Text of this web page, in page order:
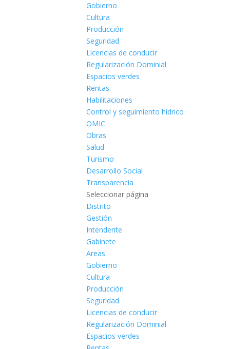
Gobierno
Cultura
Producción
Seguridad
Licencias de conducir
Regularización Dominial
Espacios verdes
Rentas
Habilitaciones
Control y seguimiento hídrico
OMIC
Obras
Salud
Turismo
Desarrollo Social
Transparencia
Seleccionar página
Distrito
Gestión
Intendente
Gabinete
Areas
Gobierno
Cultura
Producción
Seguridad
Licencias de conducir
Regularización Dominial
Espacios verdes